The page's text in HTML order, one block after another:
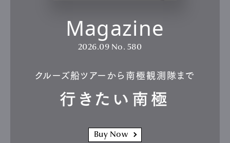
Magazine
2026.09 No. 580
クルーズ船ツアーから南極観測隊まで
行きたい南極
Buy Now